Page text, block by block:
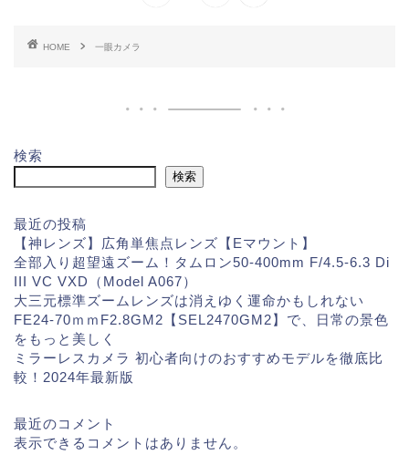
HOME 一眼カメラ
検索
検索
最近の投稿
【神レンズ】広角単焦点レンズ【Eマウント】
全部入り超望遠ズーム！タムロン50-400mm F/4.5-6.3 Di
III VC VXD（Model A067）
大三元標準ズームレンズは消えゆく運命かもしれない
FE24-70ｍｍF2.8GM2【SEL2470GM2】で、日常の景色
をもっと美しく
ミラーレスカメラ 初心者向けのおすすめモデルを徹底比
較！2024年最新版
最近のコメント
表示できるコメントはありません。